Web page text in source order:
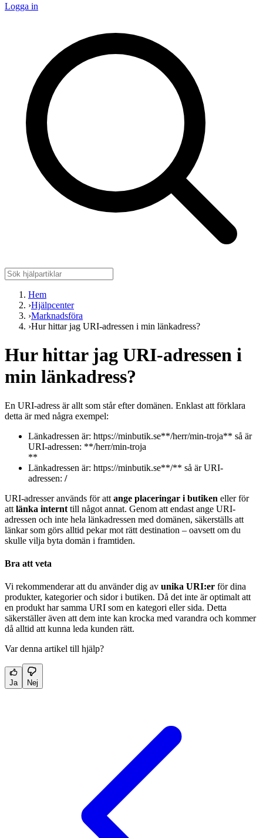
Logga in
Hem
›Hjälpcenter
›Marknadsföra
›Hur hittar jag URI-adressen i min länkadress?
Hur hittar jag URI-adressen i
min länkadress?
En URI-adress är allt som står efter domänen. Enklast att förklara
detta är med några exempel:
Länkadressen är: https://minbutik.se**/herr/min-troja** så är
URI-adressen: **/herr/min-troja
**
Länkadressen är: https://minbutik.se**/** så är URI-
adressen: /
URI-adresser används för att ange placeringar i butiken eller för
att länka internt till något annat. Genom att endast ange URI-
adressen och inte hela länkadressen med domänen, säkerställs att
länkar som görs alltid pekar mot rätt destination – oavsett om du
skulle vilja byta domän i framtiden.
Bra att veta
Vi rekommenderar att du använder dig av unika URI:er för dina
produkter, kategorier och sidor i butiken. Då det inte är optimalt att
en produkt har samma URI som en kategori eller sida. Detta
säkerställer även att dem inte kan krocka med varandra och kommer
då alltid att kunna leda kunden rätt.
Var denna artikel till hjälp?
Ja Nej